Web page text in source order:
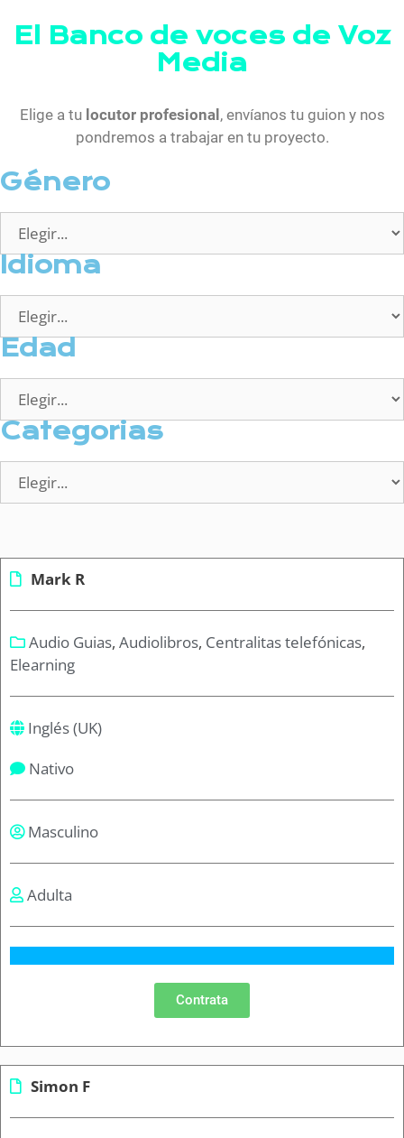
El Banco de voces de Voz
Media
Elige a tu locutor profesional, envíanos tu guion y nos
pondremos a trabajar en tu proyecto.
Género
Idioma
Edad
Categorias
Mark R
Audio Guias, Audiolibros, Centralitas telefónicas,
Elearning
Inglés (UK)
Nativo
Masculino
Adulta
Contrata
Simon F